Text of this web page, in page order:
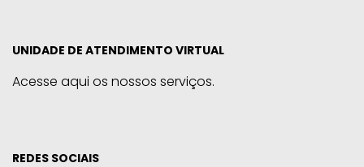
UNIDADE DE ATENDIMENTO VIRTUAL
Acesse aqui os nossos serviços.
REDES SOCIAIS